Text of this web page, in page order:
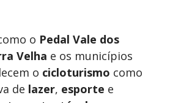
o Pedal Vale dos
Velha e os municípios
o cicloturismo como
de lazer, esporte e